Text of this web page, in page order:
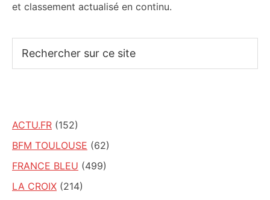
et classement actualisé en continu.
sur
ACTU.FR (152)
BFM TOULOUSE (62)
FRANCE BLEU (499)
LA CROIX (214)